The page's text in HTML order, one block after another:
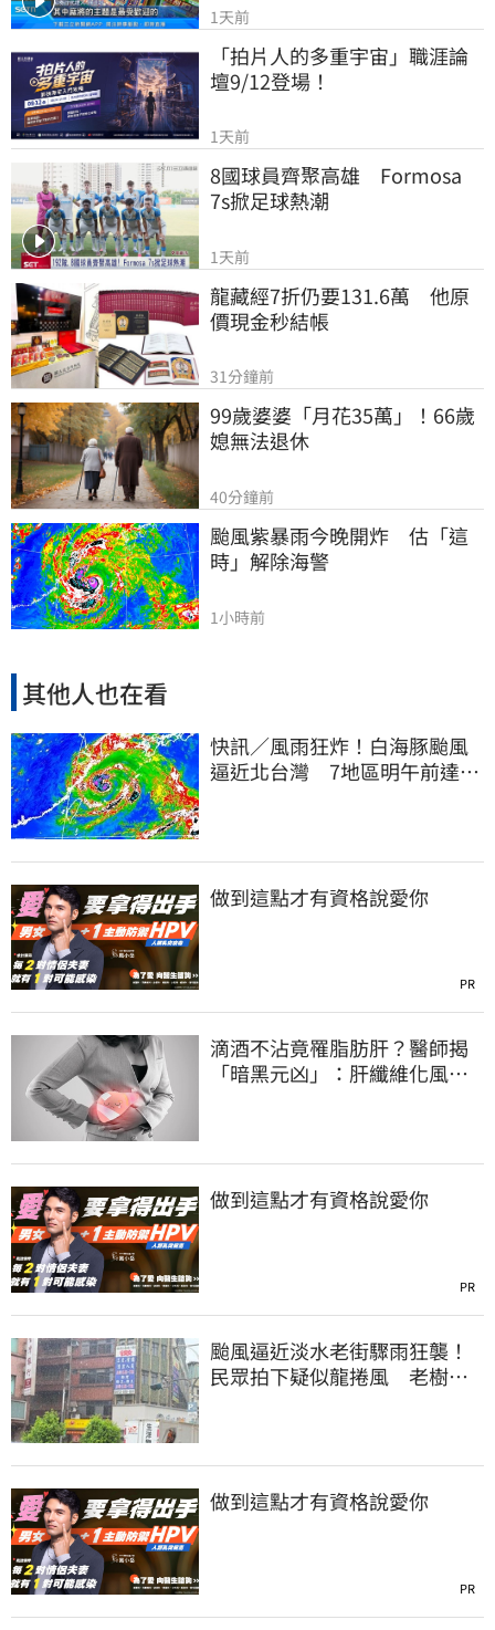
1天前
「拍片人的多重宇宙」職涯論
壇9/12登場！
1天前
8國球員齊聚高雄　Formosa
7s掀足球熱潮
1天前
龍藏經7折仍要131.6萬　他原
價現金秒結帳
31分鐘前
99歲婆婆「月花35萬」！66歲
媳無法退休
40分鐘前
颱風紫暴雨今晚開炸　估「這
時」解除海警
1小時前
其他人也在看
快訊／風雨狂炸！白海豚颱風
逼近北台灣 7地區明午前達停
做到這點才有資格說愛你
PR
滴酒不沾竟罹脂肪肝？醫師揭
「暗黑元凶」：肝纖維化風險
做到這點才有資格說愛你
PR
颱風逼近淡水老街驟雨狂襲！
民眾拍下疑似龍捲風 老樹遭
做到這點才有資格說愛你
PR